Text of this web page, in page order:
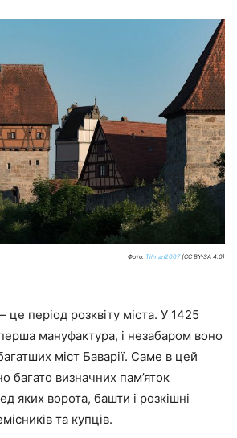
Фото: Tilman2007(CC BY-SA 4.0)
це період розквіту міста. У 1425
перша мануфактура, і незабаром воно
міст Баварії. Саме в цей
багато визначних пам’яток
яких ворота, башти і розкішні
та купців.